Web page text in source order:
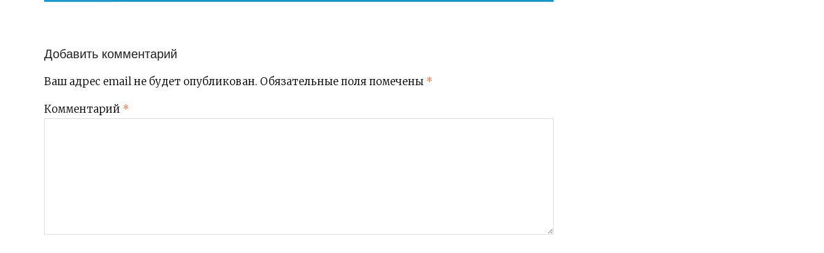
Добавить комментарий
Ваш адрес email не будет опубликован. Обязательные поля помечены *
Комментарий *